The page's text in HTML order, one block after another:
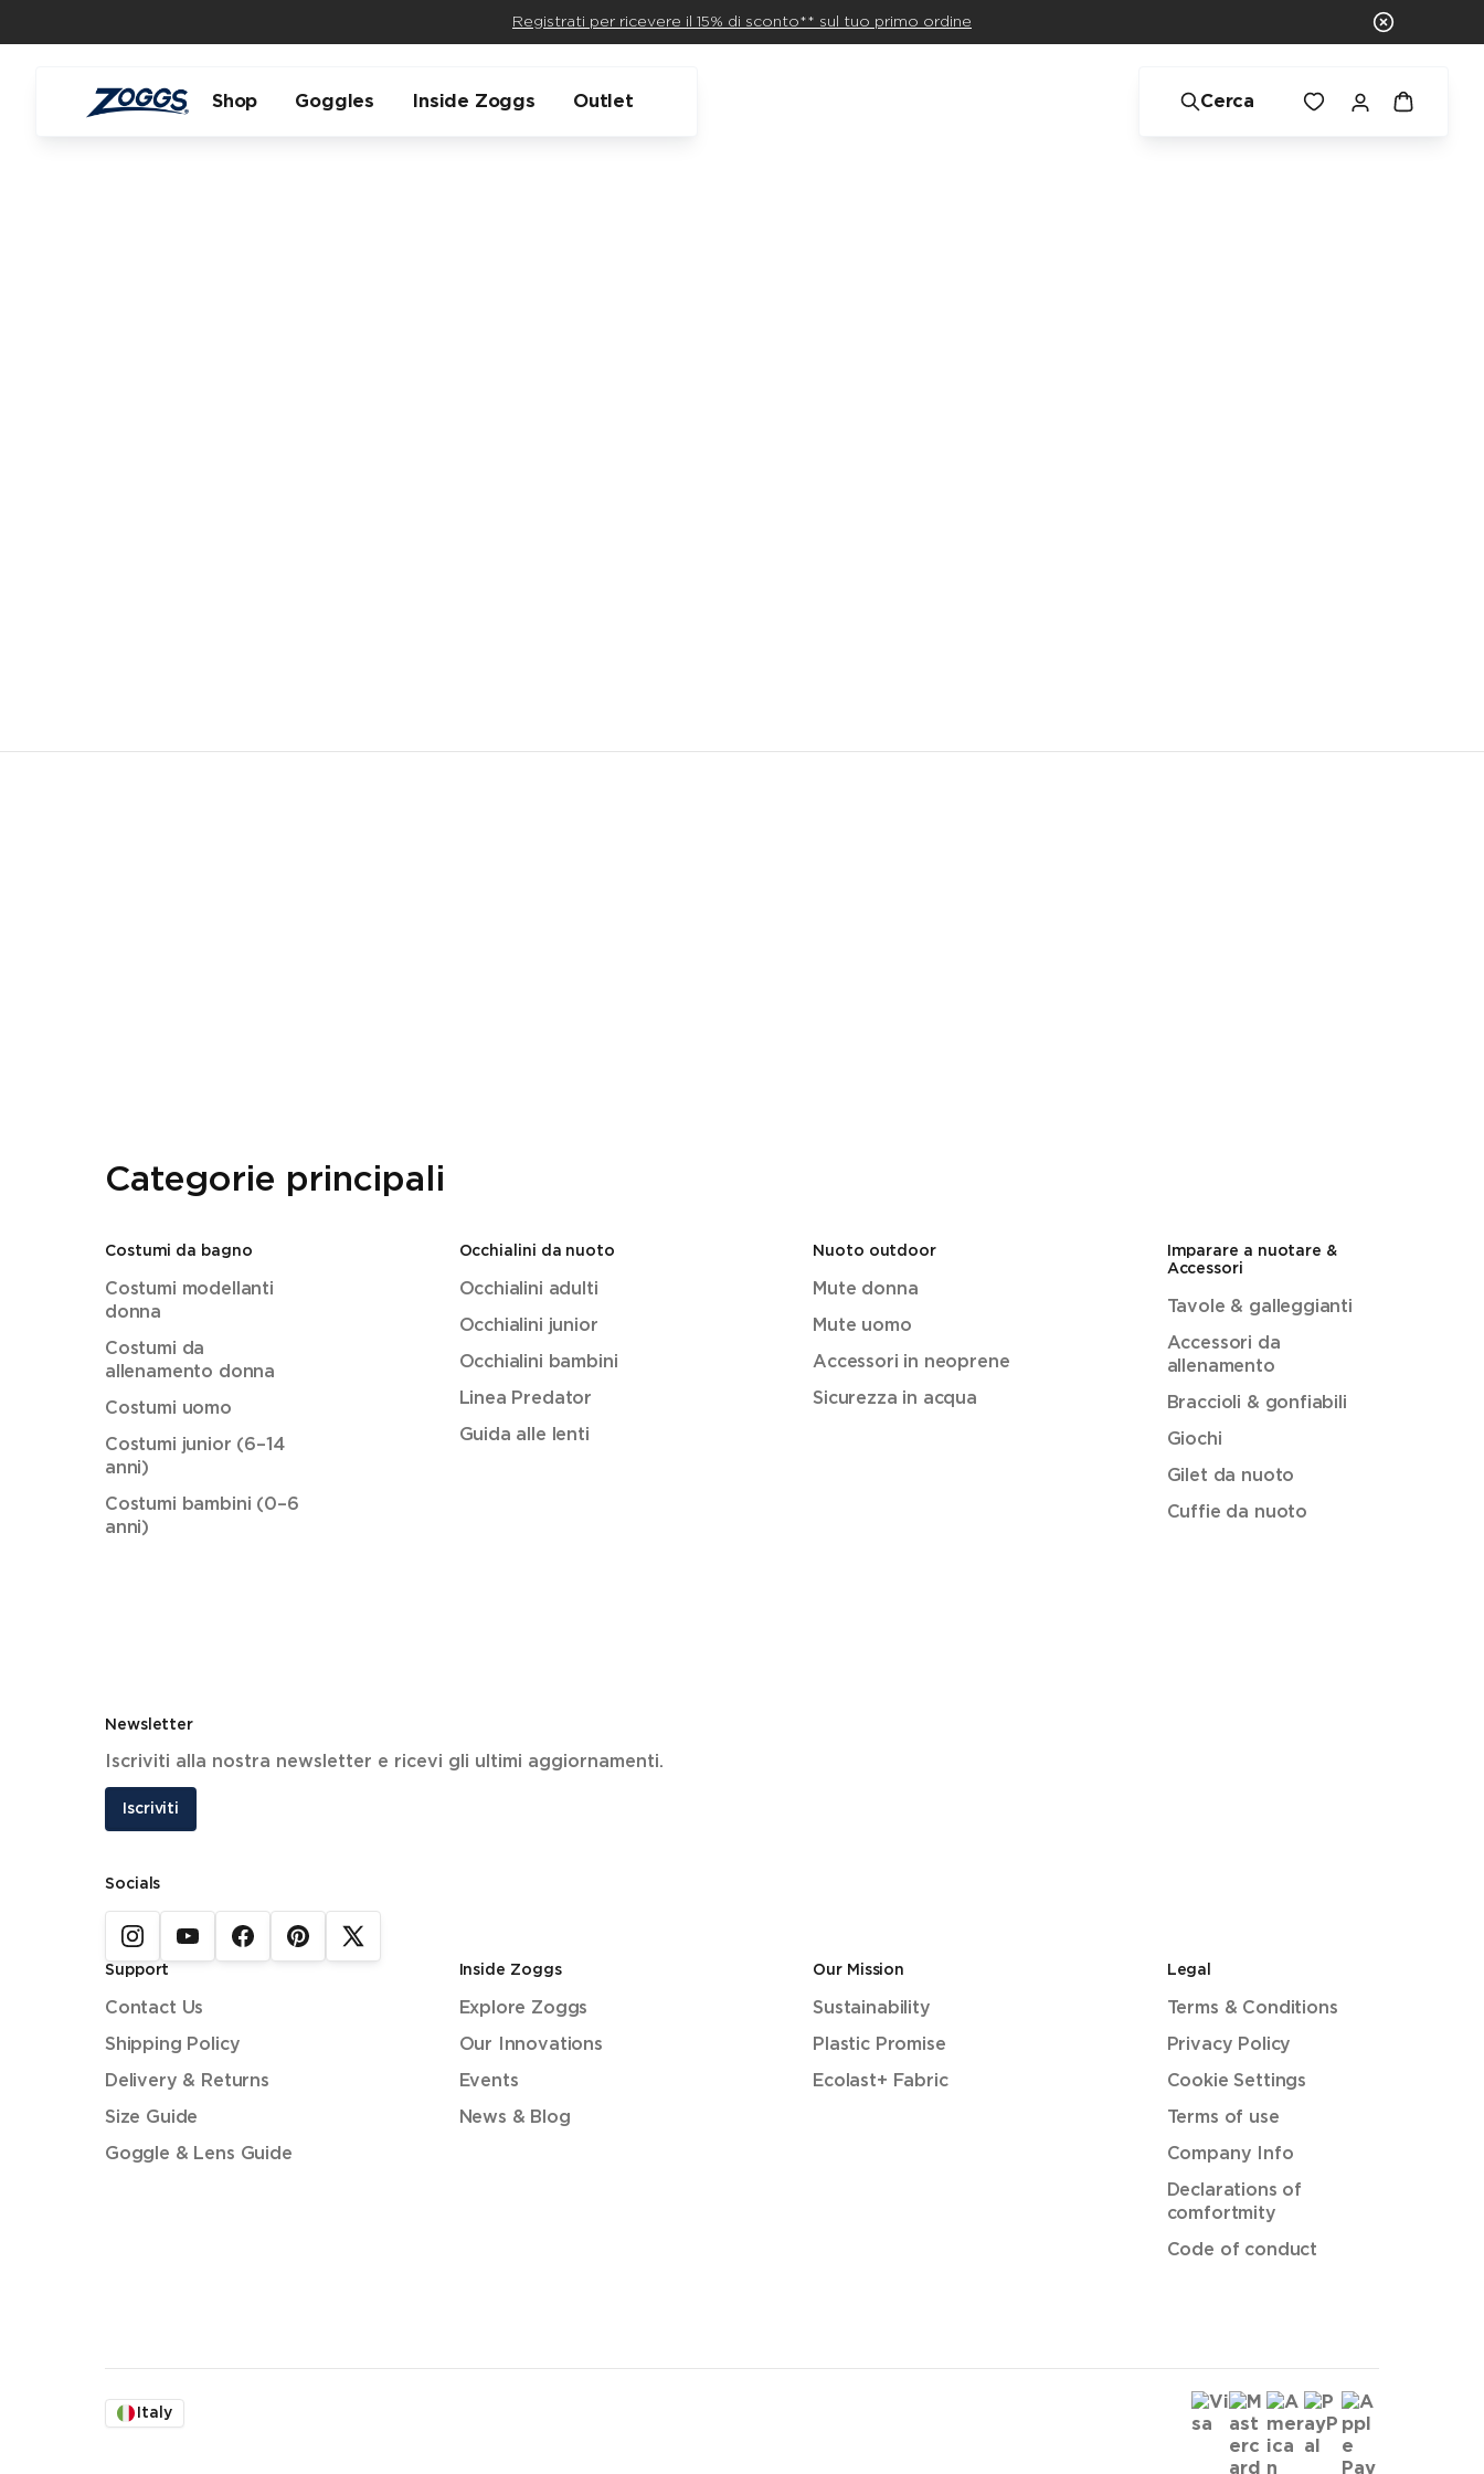
Registrati per ricevere il 15% di sconto** sul tuo primo ordine
Shop Goggles Inside Zoggs Outlet Cerca
Categorie principali
Costumi da bagno
Costumi modellanti
donna
Costumi da
allenamento donna
Costumi uomo
Costumi junior (6–14
anni)
Costumi bambini (0–6
anni)
Occhialini da nuoto
Occhialini adulti
Occhialini junior
Occhialini bambini
Linea Predator
Guida alle lenti
Nuoto outdoor
Mute donna
Mute uomo
Accessori in neoprene
Sicurezza in acqua
Imparare a nuotare &
Accessori
Tavole & galleggianti
Accessori da
allenamento
Braccioli & gonfiabili
Giochi
Gilet da nuoto
Cuffie da nuoto
Newsletter
Iscriviti alla nostra newsletter e ricevi gli ultimi aggiornamenti.
Iscriviti
Socials
Support
Contact Us
Shipping Policy
Delivery & Returns
Size Guide
Goggle & Lens Guide
Inside Zoggs
Explore Zoggs
Our Innovations
Events
News & Blog
Our Mission
Sustainability
Plastic Promise
Ecolast+ Fabric
Legal
Terms & Conditions
Privacy Policy
Cookie Settings
Terms of use
Company Info
Declarations of
comfortmity
Code of conduct
Italy